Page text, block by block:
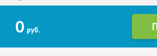
0 руб.